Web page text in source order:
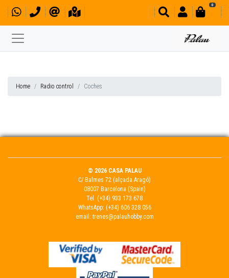
0
Home Radio control Coches
© 2026 CASA PALAU
C/ Balmes 72 (alçada Aragó)
08007 Barcelona (Spain)
Tel. (+34) 933 173 678
WhatsApp: (+34) 606 328 056
email: trenes@palauhobby.com